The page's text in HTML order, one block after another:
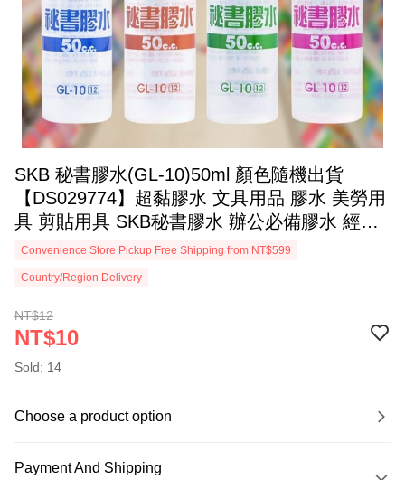
SKB 秘書膠水(GL-10)50ml 顏色隨機出貨
【DS029774】超黏膠水 文具用品 膠水 美勞用
具 剪貼用具 SKB秘書膠水 辦公必備膠水 經典
文具膠水 滑順塗抹膠水 學生美勞膠水
Convenience Store Pickup Free Shipping from NT$599
Country/Region Delivery
NT$12
NT$10
Sold: 14
Choose a product option
Payment And Shipping